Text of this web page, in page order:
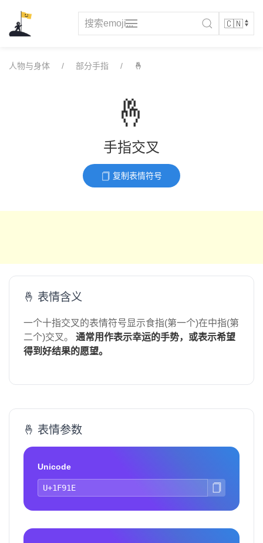
content
人物与身体 部分手指 🤞
🤞
手指交叉
复制表情符号
🤞 表情含义
一个十指交叉的表情符号显示食指(第一个)在中指(第
二个)交叉。 通常用作表示幸运的手势，或表示希望
得到好结果的愿望。
🤞 表情参数
Unicode